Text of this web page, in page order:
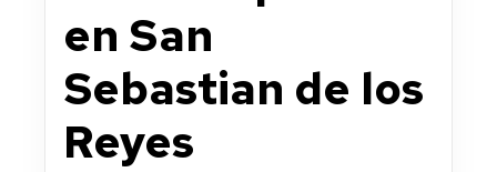
en San
Sebastian de los
Reyes